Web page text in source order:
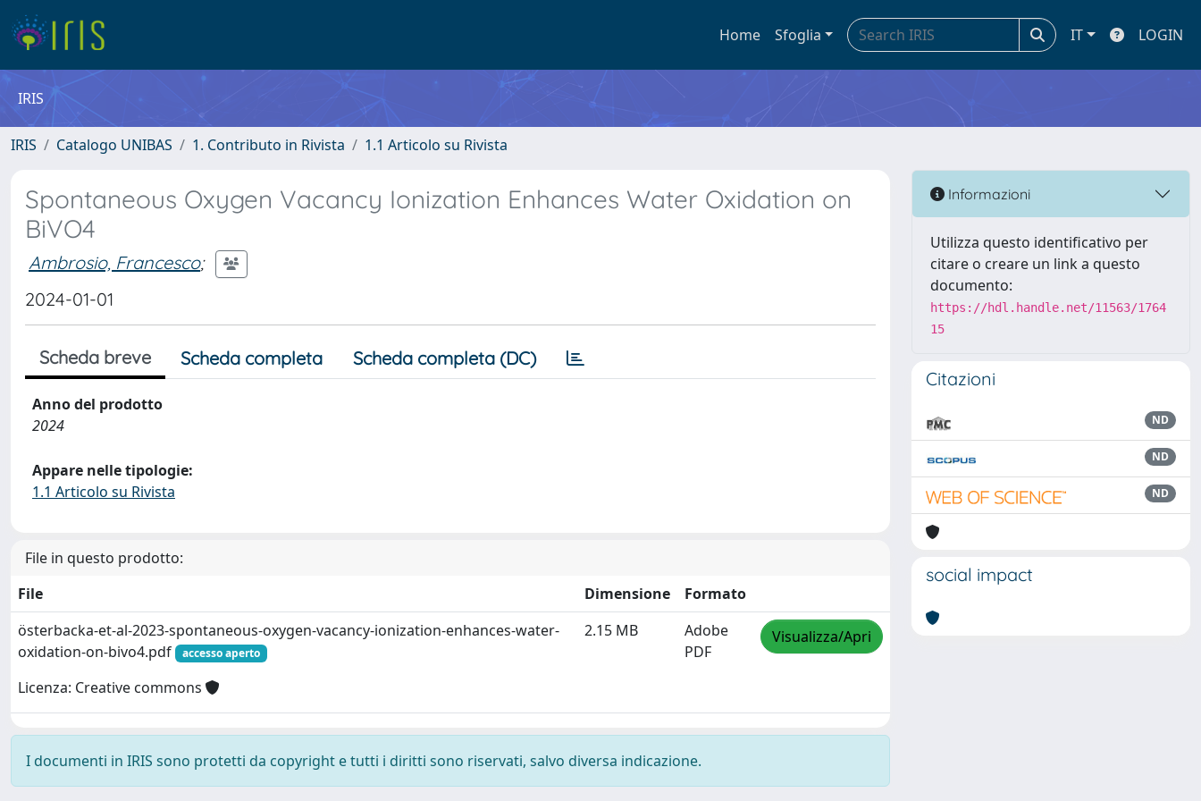
Home Sfoglia IT LOGIN
IRIS
IRIS Catalogo UNIBAS 1. Contributo in Rivista 1.1 Articolo su Rivista
Spontaneous Oxygen Vacancy Ionization Enhances Water Oxidation on
BiVO4
Ambrosio, Francesco;
2024-01-01
Scheda breve Scheda completa Scheda completa (DC)
Anno del prodotto
2024
Appare nelle tipologie:
1.1 Articolo su Rivista
File in questo prodotto:
File
Dimensione
Formato
österbacka-et-al-2023-spontaneous-oxygen-vacancy-ionization-enhances-water-
oxidation-on-bivo4.pdf
accesso aperto
Licenza: Creative commons
2.15 MB
Adobe
PDF
Visualizza/Apri
I documenti in IRIS sono protetti da copyright e tutti i diritti sono riservati, salvo diversa indicazione.
Informazioni
Utilizza questo identificativo per
citare o creare un link a questo
documento:
https://hdl.handle.net/11563/1764
15
Citazioni
ND
ND
ND
social impact